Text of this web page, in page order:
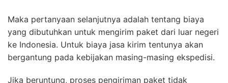
Maka pertanyaan selanjutnya adalah tentang biaya
yang dibutuhkan untuk mengirim paket dari luar negeri
ke Indonesia. Untuk biaya jasa kirim tentunya akan
bergantung pada kebijakan masing-masing ekspedisi.
Jika beruntung, proses pengiriman paket tidak